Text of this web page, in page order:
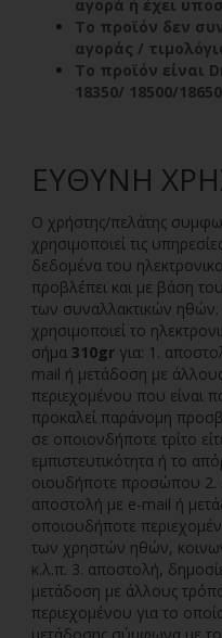
αγορά ή έχει
Το προϊόν δεν
αγοράς /
Το προϊόν είναι
18350/ 18500/18650
ΕΥΘΎΝΗ
Ο χρήστης/πελάτης
χρησιμοποιεί τις
δεδομένα του
προβλέπει και με βάση
των συναλλακτικών
χρησιμοποιεί τo
σήμα 310gr για: 1.
mail ή μετάδοση με
περιεχομένου που είναι
προκαλεί παράνομη
σε οποιονδήποτε τρίτο
εμπιστευτικότητα ή το
οιουδήποτε προσώπου 2.
αποστολή με e-mail ή
οποιουδήποτε
των χρηστών ηθών,
κ.λ.π. 3. αποστολή,
μετάδοση με άλλους
περιεχομένου για το